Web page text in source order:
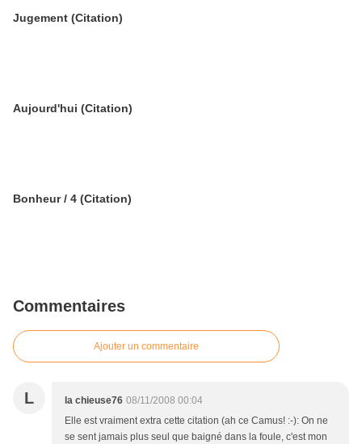
Jugement (Citation)
Aujourd'hui (Citation)
Bonheur / 4 (Citation)
Commentaires
Ajouter un commentaire
L la chieuse76 08/11/2008 00:04
Elle est vraiment extra cette citation (ah ce Camus! :-): On ne
se sent jamais plus seul que baigné dans la foule, c'est mon